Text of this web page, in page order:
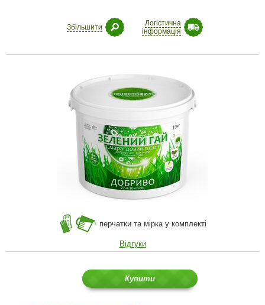
Збільшити
Логістична
інформація
перчатки та мірка у комплекті
Відгуки
Купити